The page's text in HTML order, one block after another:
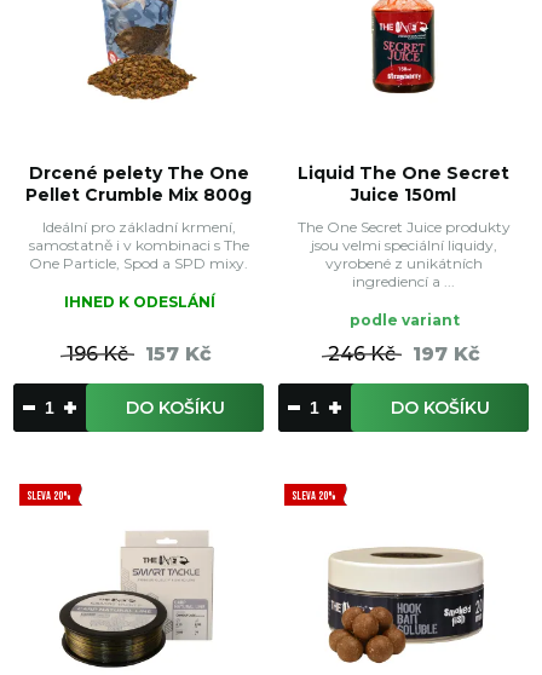
Drcené pelety The One
Pellet Crumble Mix 800g
Ideální pro základní krmení,
samostatně i v kombinaci s The
One Particle, Spod a SPD mixy.
IHNED K ODESLÁNÍ
196 Kč 157 Kč
DO KOŠÍKU
Liquid The One Secret
Juice 150ml
The One Secret Juice produkty
jsou velmi speciální liquidy,
vyrobené z unikátních
ingrediencí a ...
podle variant
246 Kč 197 Kč
DO KOŠÍKU
SLEVA 20% SLEVA 20%